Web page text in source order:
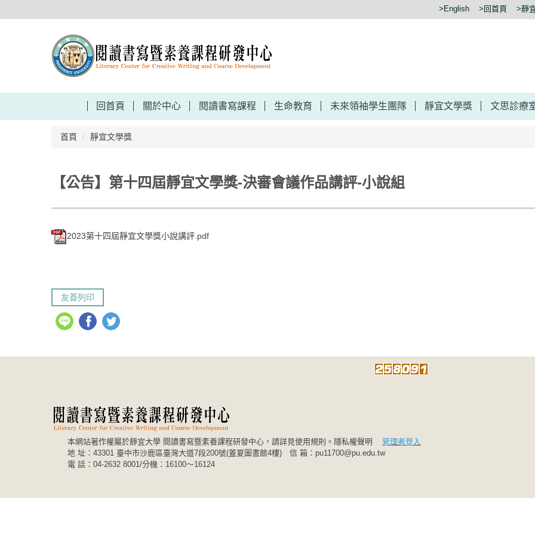
到
>English >回首頁 >靜
回首頁 關於中心 閱讀書寫課程 生命教育 未來領袖學生團隊 靜宜文學獎 文思診療
首頁 靜宜文學獎
【公告】第十四屆靜宜文學獎-決審會議作品講評-小說組
2023第十四屆靜宜文學獎小說講評.pdf
友善列印
本網站著作權屬於靜宜大學 閱讀書寫暨素養課程研發中心，請詳見使用規則。 隱私權聲明
管理者登入
地 址：43301 臺中市沙鹿區臺灣大道7段200號(蓋夏圖書館4樓) 信 箱：pu11700@pu.edu.tw
電 話：04-2632 8001/分機：16100～16124